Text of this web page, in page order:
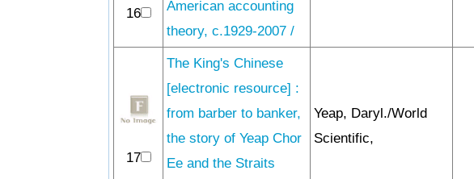
16
American accounting
theory, c.1929-2007 /
17
The King's Chinese
[electronic resource] :
from barber to banker,
the story of Yeap Chor
Ee and the Straits
Yeap, Daryl./World
Scientific,